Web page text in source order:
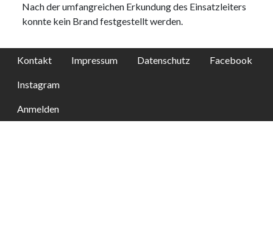
Nach der umfangreichen Erkundung des Einsatzleiters
konnte kein Brand festgestellt werden.
Kontakt Impressum Datenschutz Facebook
Instagram
Anmelden